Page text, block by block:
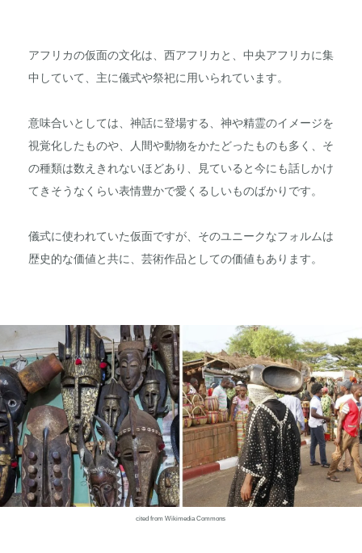
アフリカの仮面の文化は、西アフリカと、中央アフリカに集
中していて、主に儀式や祭祀に用いられています。
意味合いとしては、神話に登場する、神や精霊のイメージを
視覚化したものや、人間や動物をかたどったものも多く、そ
の種類は数えきれないほどあり、見ていると今にも話しかけ
てきそうなくらい表情豊かで愛くるしいものばかりです。
儀式に使われていた仮面ですが、そのユニークなフォルムは
歴史的な価値と共に、芸術作品としての価値もあります。
cited from Wikimedia Commons